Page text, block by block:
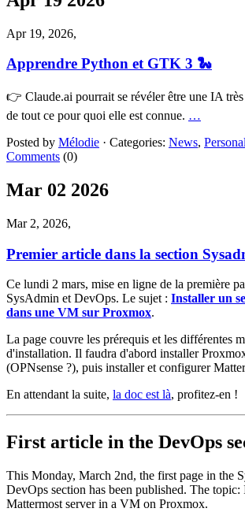
Apr 19, 2026,
Apprendre Python et GTK 3 🐍
👉 Claude.ai pourrait se révéler être une IA
de tout ce pour quoi elle est connue. …
Posted by Mélodie · Categories: News, Personal
Comments (0)
Mar 02 2026
Mar 2, 2026,
Premier article dans la section
Ce lundi 2 mars, mise en ligne de la première
SysAdmin et DevOps. Le sujet : Installer un
dans une VM sur Proxmox.
La page couvre les prérequis et les différentes
d'installation. Il faudra d'abord installer
(OPNsense ?), puis installer et configurer
En attendant la suite, la doc est là, profitez-en !
First article in the DevOps
This Monday, March 2nd, the first page in the
DevOps section has been published. The topic:
Mattermost server in a VM on Proxmox.